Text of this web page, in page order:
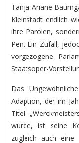
Tanja Ariane
Kleinstadt endlich
ihre Parolen,
Pen. Ein Zufall,
vorgezogene
Staatsoper-
Das
Adaption, der im
Titel
wurde, ist seine
zugleich auch eine